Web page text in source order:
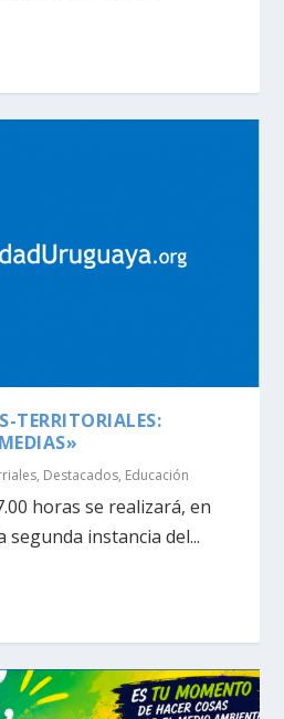
TERRITORIALES:
, Destacados, Educación
horas se realizará, en
segunda instancia del...